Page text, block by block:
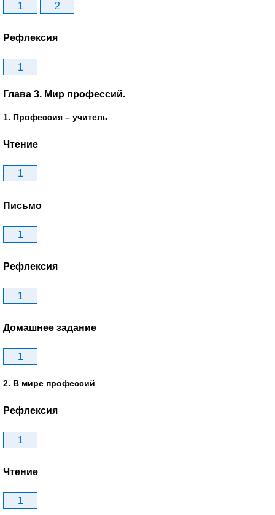
1 2
Рефлексия
1
Глава 3. Мир профессий.
1. Профессия – учитель
Чтение
1
Письмо
1
Рефлексия
1
Домашнее задание
1
2. В мире профессий
Рефлексия
1
Чтение
1